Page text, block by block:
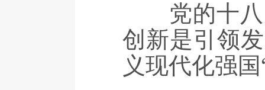
党的十八
创新是引领
义现代化强